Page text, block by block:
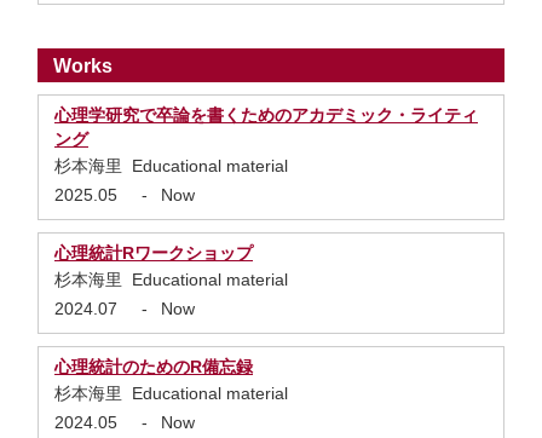
Works
心理学研究で卒論を書くためのアカデミック・ライティ
ング
杉本海里 Educational material
2025.05
- Now
心理統計Rワークショップ
杉本海里 Educational material
2024.07
- Now
心理統計のためのR備忘録
杉本海里 Educational material
2024.05
- Now